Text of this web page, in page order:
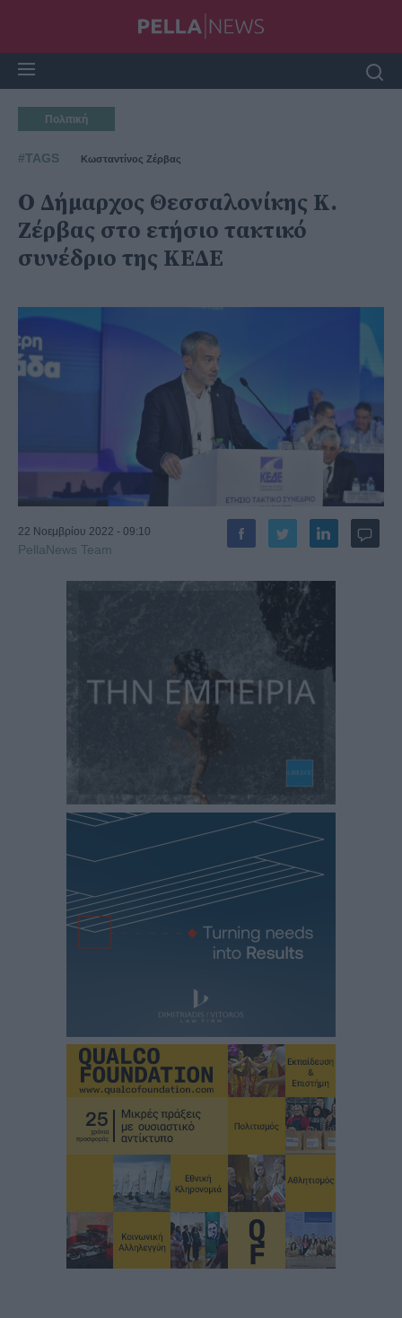
Πολιτική
#TAGS Κωσταντίνος Ζέρβας
Ο Δήμαρχος Θεσσαλονίκης Κ.
Ζέρβας στο ετήσιο τακτικό
συνέδριο της ΚΕΔΕ
22 Νοεμβρίου 2022 - 09:10
PellaNews Team